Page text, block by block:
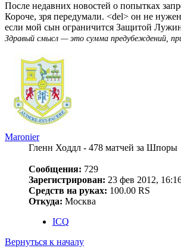
После недавних новостей о попытках
Короче, зря передумали. <del> он не
если мой сын ограничится Защитой
Здравый смысл — это сумма предубеждений,
Maronier
Гленн Ходдл - 478 матчей за Шпоры
Сообщения: 729
Зарегистрирован: 23 фев 2012,
Средств на руках: 100.00 RS
Откуда: Москва
ICQ
Вернуться к началу